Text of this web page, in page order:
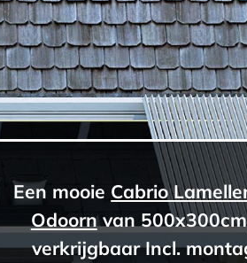
Een mooie Cabrio
Odoornvan
verkrijgbaar Incl.